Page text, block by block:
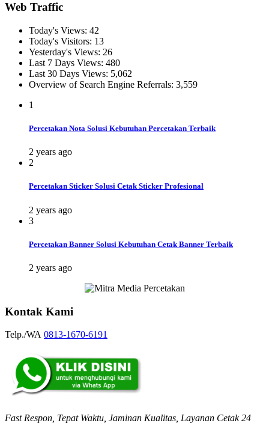
Web Traffic
Today's Views: 42
Today's Visitors: 13
Yesterday's Views: 26
Last 7 Days Views: 480
Last 30 Days Views: 5,062
Overview of Search Engine Referrals: 3,559
1
Percetakan Nota Solusi Kebutuhan Percetakan Terbaik
2 years ago
2
Percetakan Sticker Solusi Cetak Sticker Profesional
2 years ago
3
Percetakan Banner Solusi Kebutuhan Cetak Banner Terbaik
2 years ago
Kontak Kami
Telp./WA 0813-1670-6191
Fast Respon, Tepat Waktu, Jaminan Kualitas, Layanan Cetak 24